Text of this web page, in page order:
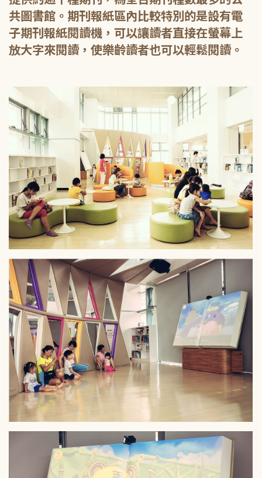
共圖書館。期刊報紙區內比較特別的是設有電
子期刊報紙閱讀機，可以讓讀者直接在螢幕上
放大字來閱讀，使樂齡讀者也可以輕鬆閱讀。